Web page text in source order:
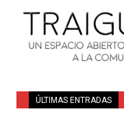
ÚLTIMAS ENTRADAS